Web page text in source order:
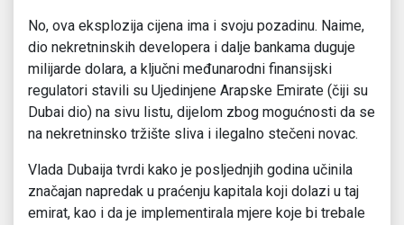
No, ova eksplozija cijena ima i svoju pozadinu. Naime,
dio nekretninskih developera i dalje bankama duguje
milijarde dolara, a ključni međunarodni finansijski
regulatori stavili su Ujedinjene Arapske Emirate (čiji su
Dubai dio) na sivu listu, dijelom zbog mogućnosti da se
na nekretninsko tržište sliva i ilegalno stečeni novac.
Vlada Dubaija tvrdi kako je posljednjih godina učinila
značajan napredak u praćenju kapitala koji dolazi u taj
emirat, kao i da je implementirala mjere koje bi trebale